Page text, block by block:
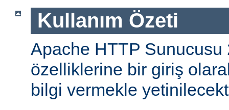
Kullanım Özeti
Apache HTTP Sunucusu
özelliklerine bir giriş
bilgi vermekle